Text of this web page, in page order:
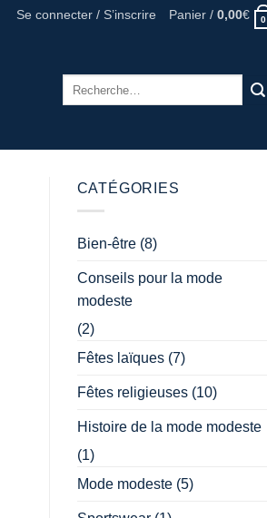
Se connecter / S’inscrire Panier / 0,00€ 0
CATÉGORIES
Bien-être(8)
Conseils pour la mode
modeste
(2)
Fêtes laïques(7)
Fêtes religieuses(10)
Histoire de la mode modeste
(1)
Mode modeste(5)